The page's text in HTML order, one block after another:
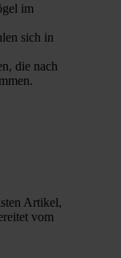
im
sich in
die nach
Artikel,
vom